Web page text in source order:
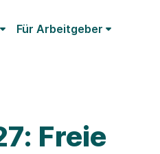
Für Arbeitgeber
Freie